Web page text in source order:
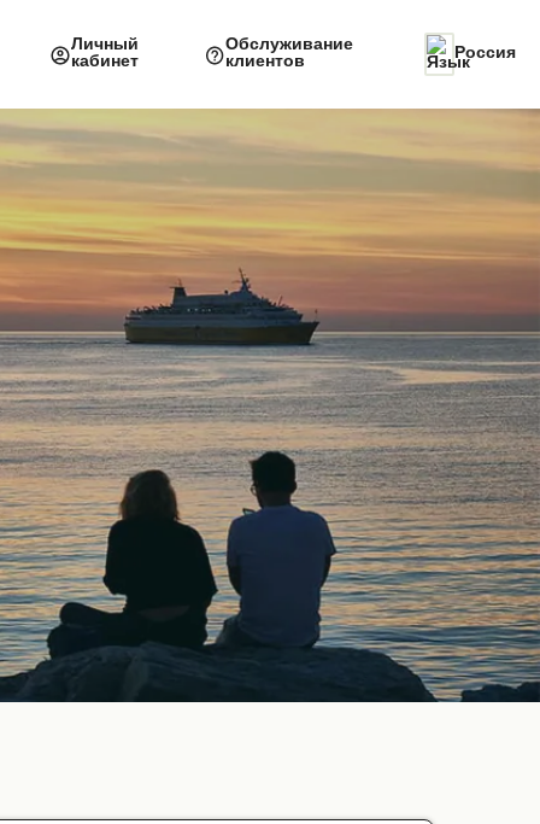
Личный
кабинет
Обслуживание
клиентов
Россия